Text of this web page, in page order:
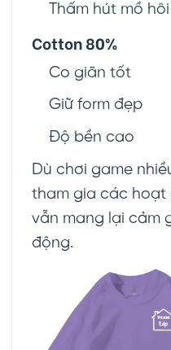
Thấm hút mồ
Cotton 80%
Co giãn tốt
Giữ form đẹp
Độ bền cao
Dù chơi game
tham gia các hoạt
vẫn mang lại cảm
động.